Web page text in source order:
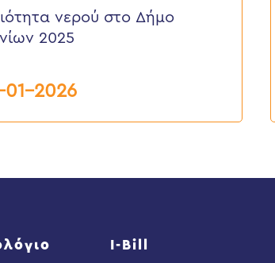
νερού στο Δήμο
2025
01-2026
I-Bill